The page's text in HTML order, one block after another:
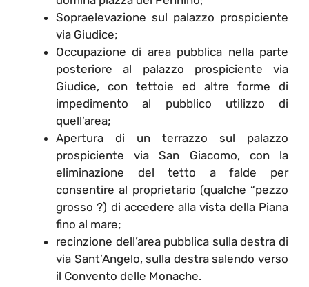
Sopraelevazione sul palazzo prospiciente
via Giudice;
Occupazione di area pubblica nella parte
posteriore al palazzo prospiciente via
Giudice, con tettoie ed altre forme di
impedimento al pubblico utilizzo di
quell’area;
Apertura di un terrazzo sul palazzo
prospiciente via San Giacomo, con la
eliminazione del tetto a falde per
consentire al proprietario (qualche “pezzo
grosso ?) di accedere alla vista della Piana
fino al mare;
recinzione dell’area pubblica sulla destra di
via Sant’Angelo, sulla destra salendo verso
il Convento delle Monache.